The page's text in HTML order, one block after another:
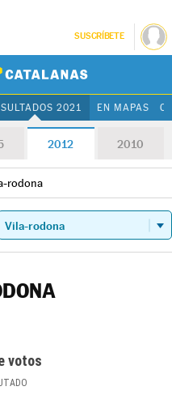
SUSCRÍBETE
2021 EN MAPAS
2012 2010
rodona
votos